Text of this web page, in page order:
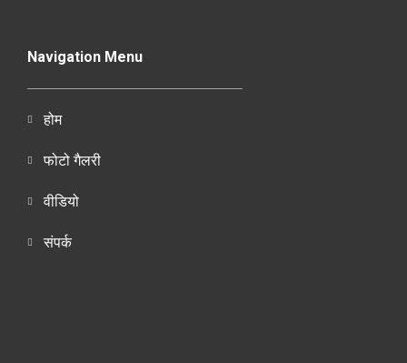
Navigation Menu
होम
फोटो गैलरी
वीडियो
संपर्क